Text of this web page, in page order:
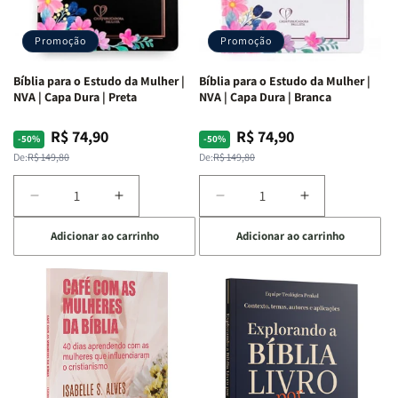
Promoção
Bíblia para o Estudo da Mulher |
NVA | Capa Dura | Preta
-50%
Preço
normal
De:R$ 149,80
Preço
promocional
R$ 74,90
Diminuir
a
quantidade
de
Bíblia
para
Estudo
da
Mulher
Aumentar
a
quantidade
de
Bíblia
para
o
Estudo
da
Mulher
|
Adicionar ao carrinho
Promoção
Bíblia para o Estudo da Mulher |
NVA | Capa Dura | Branca
-50%
Preço
normal
De:R$ 149,80
Preço
promocional
R$ 74,90
Diminuir
a
quantidade
de
Bíblia
o
Estudo
da
Mulher
Aumentar
a
quantidade
de
Bíblia
para
o
Estudo
Mulher
|
Adicionar ao carrinho